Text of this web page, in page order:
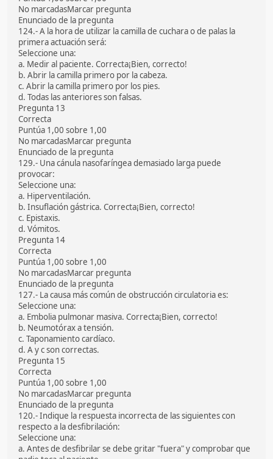
No marcadasMarcar pregunta
Enunciado de la pregunta
124.- A la hora de utilizar la camilla de cuchara o de palas la
primera actuación será:
Seleccione una:
a. Medir al paciente. Correcta¡Bien, correcto!
b. Abrir la camilla primero por la cabeza.
c. Abrir la camilla primero por los pies.
d. Todas las anteriores son falsas.
Pregunta 13
Correcta
Puntúa 1,00 sobre 1,00
No marcadasMarcar pregunta
Enunciado de la pregunta
129.- Una cánula nasofaríngea demasiado larga puede
provocar:
Seleccione una:
a. Hiperventilación.
b. Insuflación gástrica. Correcta¡Bien, correcto!
c. Epistaxis.
d. Vómitos.
Pregunta 14
Correcta
Puntúa 1,00 sobre 1,00
No marcadasMarcar pregunta
Enunciado de la pregunta
127.- La causa más común de obstrucción circulatoria es:
Seleccione una:
a. Embolia pulmonar masiva. Correcta¡Bien, correcto!
b. Neumotórax a tensión.
c. Taponamiento cardíaco.
d. A y c son correctas.
Pregunta 15
Correcta
Puntúa 1,00 sobre 1,00
No marcadasMarcar pregunta
Enunciado de la pregunta
120.- Indique la respuesta incorrecta de las siguientes con
respecto a la desfibrilación:
Seleccione una:
a. Antes de desfibrilar se debe gritar "fuera" y comprobar que